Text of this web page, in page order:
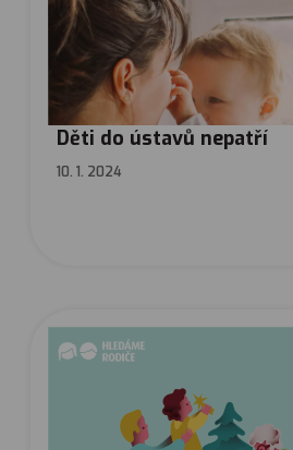
Děti do ústavů nepatří
10. 1. 2024